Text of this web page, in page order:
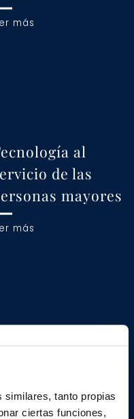
tanto propias
ciertas funciones,
más
al
de las
mayores
más
May …